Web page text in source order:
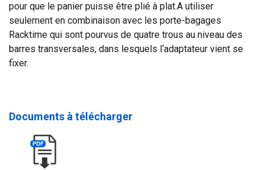
pour que le panier puisse être plié à plat.A utiliser
seulement en combinaison avec les porte-bagages
Racktime qui sont pourvus de quatre trous au niveau des
barres transversales, dans lesquels l‘adaptateur vient se
fixer.
Documents à télécharger